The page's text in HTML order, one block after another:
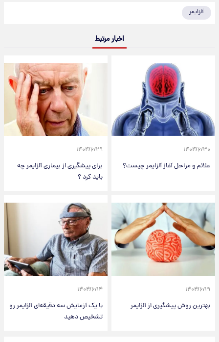
آلزایمر
اخبار مرتبط
۱۴۰۴/۶/۳۰
علائم و مراحل آغاز آلزایمر چیست؟
۱۴۰۴/۶/۲۹
برای پیشگیری از بیماری آلزایمر چه
باید کرد ؟
۱۴۰۴/۶/۱۹
بهترین روش پیشگیری از آلزایمر
۱۴۰۴/۶/۱۴
با یک آزمایش سه‌ دقیقه‌ای آلزایمر رو
تشخیص دهید